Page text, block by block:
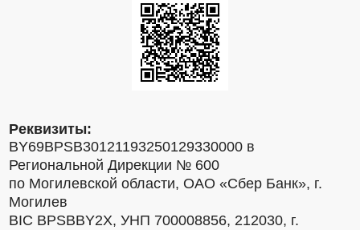
Реквизиты:
BY69BPSB30121193250129330000 в
Региональной Дирекции № 600
по Могилевской области, ОАО «Сбер Банк», г.
Могилев
BIC BPSBBY2X, УНП 700008856, 212030, г.